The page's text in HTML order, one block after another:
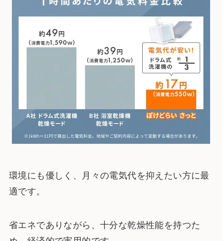
環境にも優しく、月々の電気代を抑えたい方に最
適です。
省エネでありながら、十分な乾燥性能を持つた